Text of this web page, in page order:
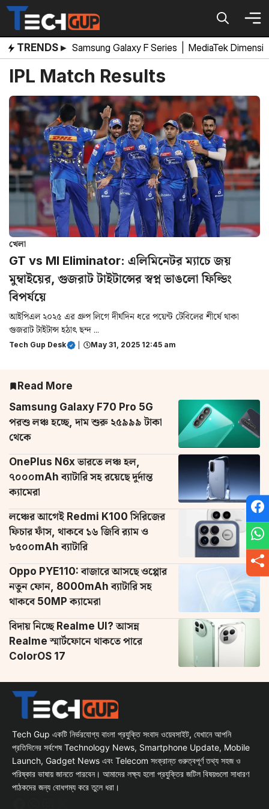
Skip
content
TRENDS ▸ Samsung Galaxy F Series MediaTek
IPL Match Results
খেলা
GT vs MI Eliminator: এলিমিনেটর ম্যাচে জয়
মুম্বাইয়ের, গুজরাট টাইটান্সের স্বপ্ন ভাঙলো ফিল্ডিং
বিপর্যয়ে
আইপিএল ২০২৫ এর গ্রুপ লিগে দীর্ঘদিন ধরে পয়েন্ট টেবিলের শীর্ষে থাকা
গুজরাট টাইটান্স হঠাৎ ছন্দ ...
Tech Gup Desk May 31, 2025 12:45 am
Read More
Samsung Galaxy F70 Pro 5G
পরশু লঞ্চ হচ্ছে, দাম শুরু ২৫৯৯৯ টাকা
থেকে
OnePlus N6x ভারতে লঞ্চ হল,
৭০০০mAh ব্যাটারি সহ রয়েছে দুর্দান্ত
ক্যামেরা
লঞ্চের আগেই Redmi K100 সিরিজের
ফিচার ফাঁস, থাকবে ১৬ জিবি র‌্যাম ও
৮৫০০mAh ব্যাটারি
Oppo PYE110: বাজারে আসছে ওপ্পোর
নতুন ফোন, 8000mAh ব্যাটারি সহ
থাকবে 50MP ক্যামেরা
বিদায় নিচ্ছে Realme UI? আসন্ন
Realme স্মার্টফোনে থাকতে পারে
ColorOS 17
Tech Gup একটি নির্ভরযোগ্য বাংলা প্রযুক্তি সংবাদ ওয়েবসাইট, যেখানে আপনি
প্রতিদিনের সর্বশেষ Technology News, Smartphone Update, Mobile
Launch, Gadget News এবং Telecom সংক্রান্ত গুরুত্বপূর্ণ তথ্য সহজ ও
পরিষ্কার ভাষায় জানতে পারবেন। আমাদের লক্ষ্য হলো প্রযুক্তির জটিল বিষয়গুলো সাধারণ
পাঠকদের জন্য বোধগম্য করে তুলে ধরা।